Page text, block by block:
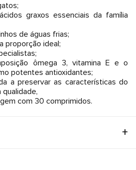
graxos essenciais da família
de águas frias;
proporção ideal;
ômega 3, vitamina E e o
potentes antioxidantes;
a preservar as características do
com 30 comprimidos.